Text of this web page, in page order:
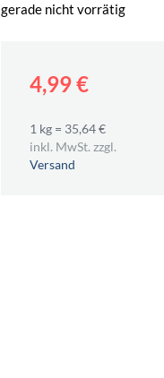
gerade nicht vorrätig
4,99 €
1 kg = 35,64 €
inkl. MwSt. zzgl.
Versand